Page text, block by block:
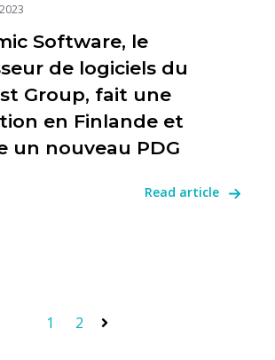
Software, le
de logiciels du
Group, fait une
en Finlande et
un nouveau PDG
Read article
1 2